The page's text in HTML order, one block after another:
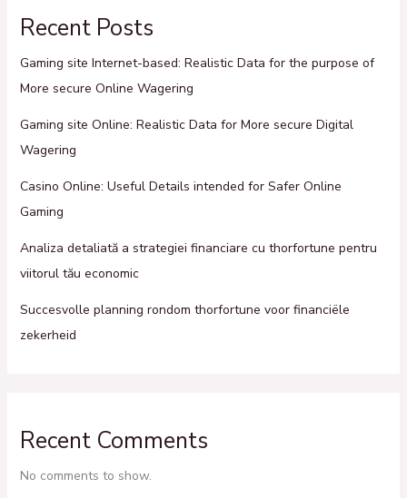
Recent Posts
Gaming site Internet-based: Realistic Data for the purpose of
More secure Online Wagering
Gaming site Online: Realistic Data for More secure Digital
Wagering
Casino Online: Useful Details intended for Safer Online
Gaming
Analiza detaliată a strategiei financiare cu thorfortune pentru
viitorul tău economic
Succesvolle planning rondom thorfortune voor financiële
zekerheid
Recent Comments
No comments to show.